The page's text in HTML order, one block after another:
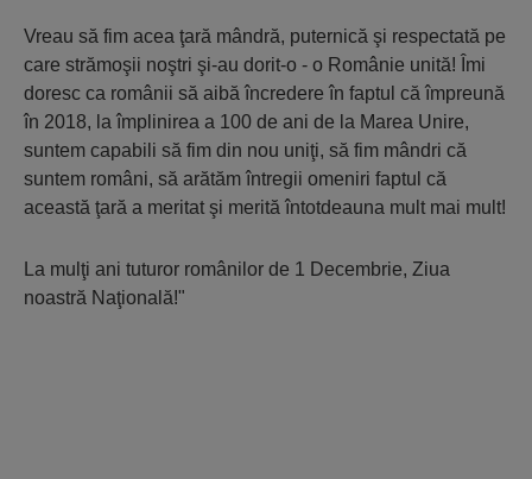
Vreau să fim acea ţară mândră, puternică şi respectată pe
care strămoşii noştri şi-au dorit-o - o Românie unită! Îmi
doresc ca românii să aibă încredere în faptul că împreună
în 2018, la împlinirea a 100 de ani de la Marea Unire,
suntem capabili să fim din nou uniţi, să fim mândri că
suntem români, să arătăm întregii omeniri faptul că
această ţară a meritat şi merită întotdeauna mult mai mult!
La mulţi ani tuturor românilor de 1 Decembrie, Ziua
noastră Naţională!"